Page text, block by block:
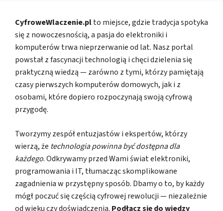
CyfroweWlaczenie.plto miejsce, gdzie tradycja spotyka
się z nowoczesnością, a pasja do elektroniki i
komputerów trwa nieprzerwanie od lat. Nasz portal
powstał z fascynacji technologią i chęci dzielenia się
praktyczną wiedzą — zarówno z tymi, którzy pamiętają
czasy pierwszych komputerów domowych, jak i z
osobami, które dopiero rozpoczynają swoją cyfrową
przygodę.
Tworzymy zespół entuzjastów i ekspertów, którzy
wierzą, że technologia powinna być dostępna dla
każdego. Odkrywamy przed Wami świat elektroniki,
programowania i IT, tłumacząc skomplikowane
zagadnienia w przystępny sposób. Dbamy o to, by każdy
mógł poczuć się częścią cyfrowej rewolucji — niezależnie
od wieku czy doświadczenia. Podłącz się do wiedzy